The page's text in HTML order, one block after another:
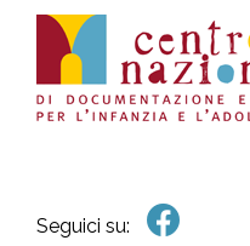
Seguici su: